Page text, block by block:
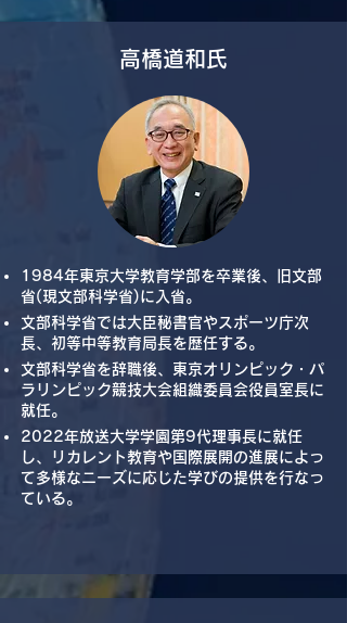
​高橋道和氏
1984年東京大学教育学部を卒業後、旧文部
省(現文部科学省)に入省。
​文部科学省では大臣秘書官やスポーツ庁次
長、初等中等教育局長を歴任する。
文部科学省​を辞職後、東京オリンピック・パ
ラリンピック競技大会組織委員会役員室長に
就任。
2022年放送大学学園第9代理事長に就任
し、リカレント教育や国際展開の進展によっ
て多様なニーズに応じた学びの提供を行なっ
ている。